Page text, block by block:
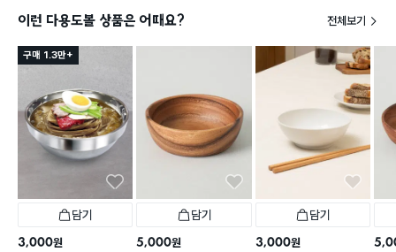
이런 다용도볼 상품은 어때요? 전체보기
구매 1.3만+
담기
3,000원
담기
5,000원
담기
3,000원